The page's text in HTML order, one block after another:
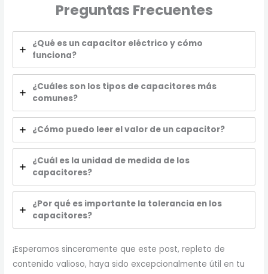
Preguntas Frecuentes
¿Qué es un capacitor eléctrico y cómo
funciona?
¿Cuáles son los tipos de capacitores más
comunes?
¿Cómo puedo leer el valor de un capacitor?
¿Cuál es la unidad de medida de los
capacitores?
¿Por qué es importante la tolerancia en los
capacitores?
¡Esperamos sinceramente que este post, repleto de
contenido valioso, haya sido excepcionalmente útil en tu